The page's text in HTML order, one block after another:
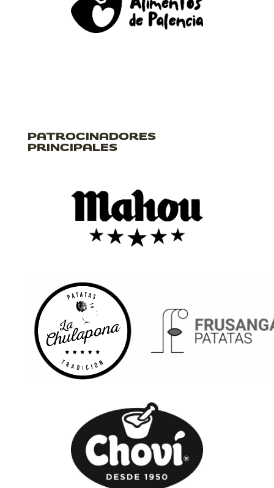
PATROCINADORES
PRINCIPALES